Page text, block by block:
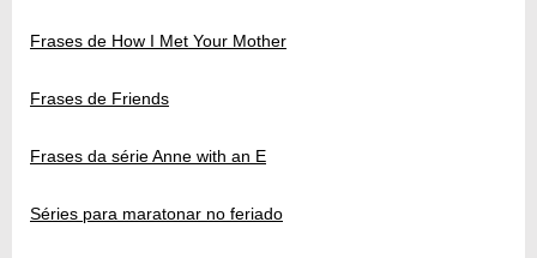
Frases de How I Met Your Mother
Frases de Friends
Frases da série Anne with an E
Séries para maratonar no feriado